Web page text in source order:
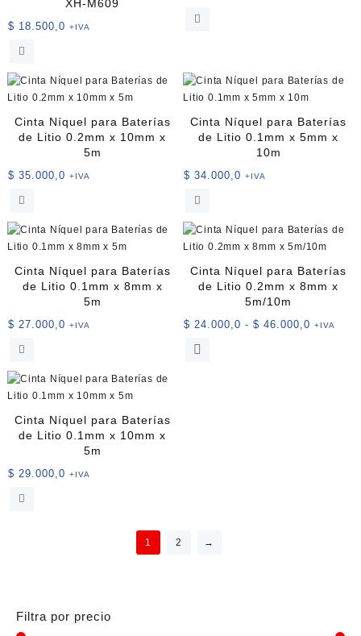
producto
XH-M609
$ 18.500,0 +IVA
Cinta Níquel para Baterías
de Litio 0.2mm x 10mm x
5m
$ 35.000,0 +IVA
Cinta Níquel para Baterías
de Litio 0.1mm x 5mm x
10m
$ 34.000,0 +IVA
Cinta Níquel para Baterías
de Litio 0.1mm x 8mm x
5m
$ 27.000,0 +IVA
Cinta Níquel para Baterías
de Litio 0.2mm x 8mm x
5m/10m
$ 24.000,0 - $ 46.000,0 Rango
+IVA
Este
página
Cinta Níquel para Baterías
de Litio 0.1mm x 10mm x
5m
$ 29.000,0 +IVA
1 2 →
Filtra por precio